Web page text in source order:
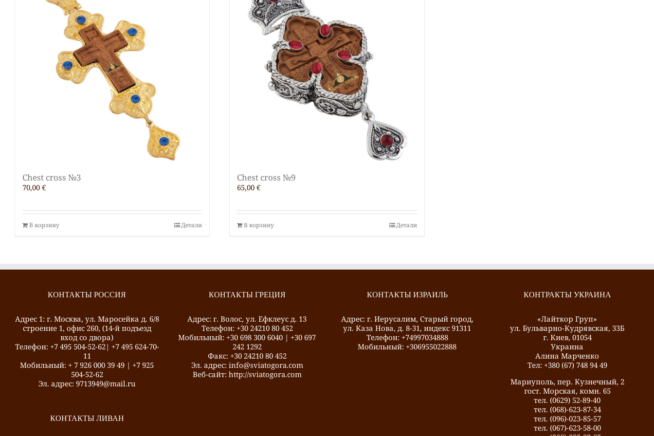
Chest cross №3
70,00 €
В корзину Детали
Chest cross №9
65,00€
В корзину Детали
КОНТАКТЫ РОССИЯ
Адрес 1: г. Москва, ул. Маросейка д. 6/8
строение 1, офис 260, (14-й подъезд
вход со двора)
Телефон: +7 495 504-52-62| +7 495 624-70-
11
Mобильный: + 7 926 000 39 49 | +7 925
504-52-62
Эл. адрес: 9713949@mail.ru
КОНТАКТЫ ЛИВАН
КОНТАКТЫ ГРЕЦИЯ
Адрес: г. Волос, ул. Ефклеус д. 13
Телефон: +30 24210 80 452
Mобильный: +30 698 300 6040 | +30 697
242 1292
Факс: +30 24210 80 452
Эл. адрес: info@sviatogora.com
Веб-сайт: http://sviatogora.com
КОНТАКТЫ ИЗРАИЛЬ
Адрес: г. Иерусалим, Старый город,
ул. Каза Нова, д. 8-31, индекс 91311
Телефон: +74997034888
Mобильный: +306955022888
КОНТРАКТЫ УКРАИНА
«Лайткор Груп»
ул. Бульварно-Кудрявская, 33Б
г. Киев, 01054
Украина
Алина Марченко
Тел: +380 (67) 748 94 49
Мариуполь, пер. Кузнечный, 2
гост. Морская, комн. 65
тел. (0629) 52-89-40
тел. (068)-623-87-34
тел. (096)-023-85-57
тел. (067)-623-58-00